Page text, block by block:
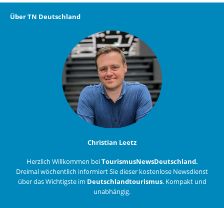
Über TN Deutschland
Christian Leetz
Herzlich Willkommen beiTourismusNewsDeutschland.
Dreimal wöchentlich informiert Sie dieser kostenlose Newsdienst
über das Wichtigste im Deutschlandtourismus. Kompakt und
unabhängig.